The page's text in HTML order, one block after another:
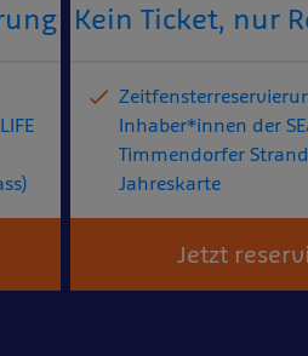
Kein Ticket, nur
Inhaber*innen der
Timmendorfer
Jahreskarte
Jetzt